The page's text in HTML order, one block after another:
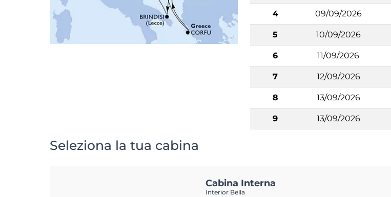
4 09/09/2026
5 10/09/2026
6 11/09/2026
7 12/09/2026
8 13/09/2026
9 13/09/2026
Seleziona la tua cabina
Cabina Interna
Interior Bella